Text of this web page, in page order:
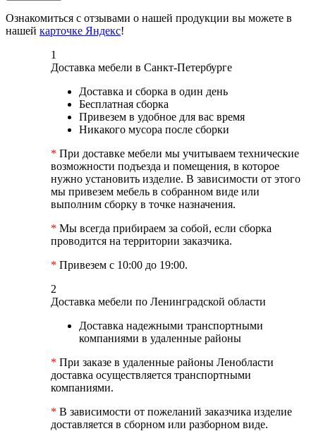
Ознакомиться с отзывами о нашей продукции вы можете в
нашей карточке Яндекс!
1
Доставка мебели в Санкт-Петербурге
Доставка и сборка в один день
Бесплатная сборка
Привезем в удобное для вас время
Никакого мусора после сборки
* При доставке мебели мы учитываем технические
возможности подъезда и помещения, в которое
нужно установить изделие. В зависимости от этого
мы привезем мебель в собранном виде или
выполним сборку в точке назначения.
* Мы всегда прибираем за собой, если сборка
проводится на территории заказчика.
* Привезем с 10:00 до 19:00.
2
Доставка мебели по Ленинградской области
Доставка надежными транспортными
компаниями в удаленные районы
* При заказе в удаленные районы Ленобласти
доставка осуществляется транспортными
компаниями.
* В зависимости от пожеланий заказчика изделие
доставляется в сборном или разборном виде.